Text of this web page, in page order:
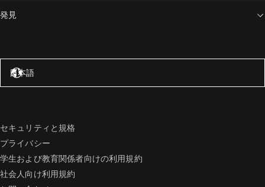
発見
日本語
セキュリティと規格
プライバシー
学生および教育関係者向けの利用規約
社会人向け利用規約